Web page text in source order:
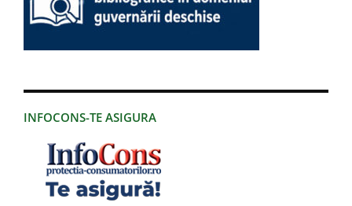
INFOCONS-TE ASIGURA